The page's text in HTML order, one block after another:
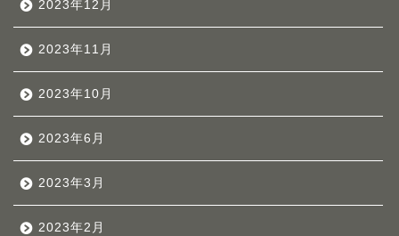
2023年12月
2023年11月
2023年10月
2023年6月
2023年3月
2023年2月